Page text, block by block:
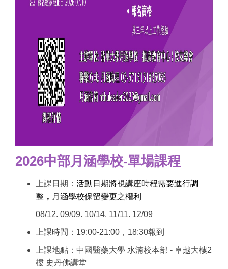
2026中部月涵學校-單場課程
上課日期： 活動日期將視講座時程需要進行調
整 ， 月涵學校保留變更之權利
08/12. 09/09. 10/14. 11/11. 12/09
上課時間：19:00-21:00，18:30報到
上課地點：中國醫藥大學 水湳校本部 - 卓越大樓2
樓 史丹佛講堂